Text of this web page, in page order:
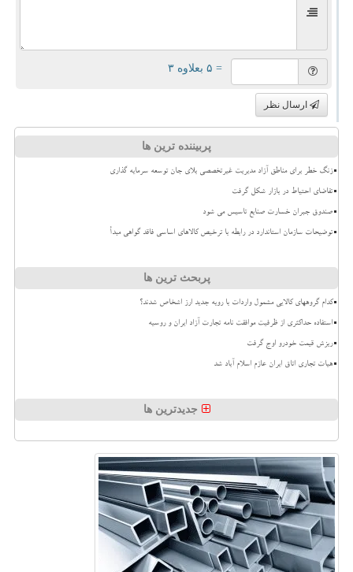
= ۵ بعلاوه ۳
ارسال نظر
پربیننده ترین ها
زنگ خطر برای مناطق آزاد مدیریت غیرتخصصی بلای جان توسعه سرمایه گذاری
تقاضای احتیاط در بازار شکل گرفت
صندوق جبران خسارت صنایع تاسیس می شود
توضیحات سازمان استاندارد در رابطه با ترخیص کالاهای اساسی فاقد گواهی مبدأ
پربحث ترین ها
کدام گروههای کالایی مشمول واردات با رویه جدید ارز اشخاص شدند؟
استفاده حداکثری از ظرفیت موافقت نامه تجارت آزاد ایران و روسیه
ریزش قیمت خودرو اوج گرفت
هیات تجاری اتاق ایران عازم اسلام آباد شد
جدیدترین ها